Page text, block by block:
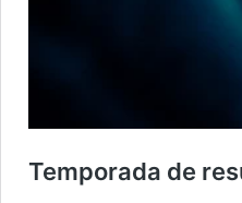
Temporada de